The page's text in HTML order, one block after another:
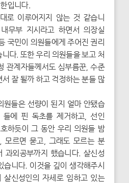
입니다.
로 이루어지지 않는 것 같습니
무부 지시라고 하면서 의장실
국민이 의원들에게 주어진 권리
다. 또한 우리 의원들을 보고 처
관계자들께서도 심부름꾼, 수준
잘 될까 하고 걱정하는 분들 많
원들은 선량이 된지 얼마 안됐습
들에 핀 독초를 제거하고, 선인
하듯이 그 동안 우리 의원들 밤
모르면 묻고, 그래도 모르는 분
과외공부까지 했습니다. 살신성
습니다. 이것을 깊이 생각해주시
신성인의 자세로 임하고 있는